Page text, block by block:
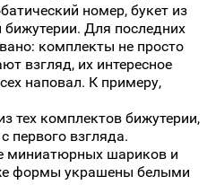
номер, букет из
Для последних
комплекты не просто
взгляд, их интересное
наповал. К примеру,
тех комплектов бижутерии,
первого взгляда.
миниатюрных шариков и
формы украшены белыми